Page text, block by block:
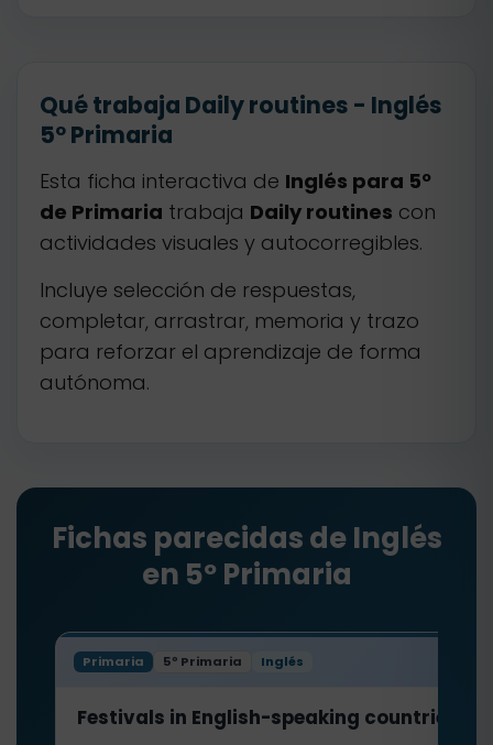
Qué trabaja Daily routines - Inglés
5º Primaria
Esta ficha interactiva de Inglés para 5º
de Primaria trabaja Daily routines con
actividades visuales y autocorregibles.
Incluye selección de respuestas,
completar, arrastrar, memoria y trazo
para reforzar el aprendizaje de forma
autónoma.
Fichas parecidas de Inglés
en 5º Primaria
Primaria 5º Primaria Inglés
Festivals in English-speaking countries